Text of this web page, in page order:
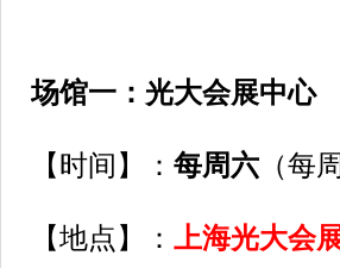
场馆一：光大会展中心
【时间】： 每周六 （每
【地点】： 上海光大会